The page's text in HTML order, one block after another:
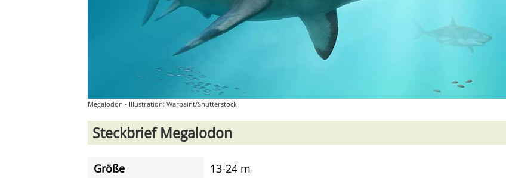
Megalodon - Illustration: Warpaint/Shutterstock
Steckbrief Megalodon
Größe
13-24 m